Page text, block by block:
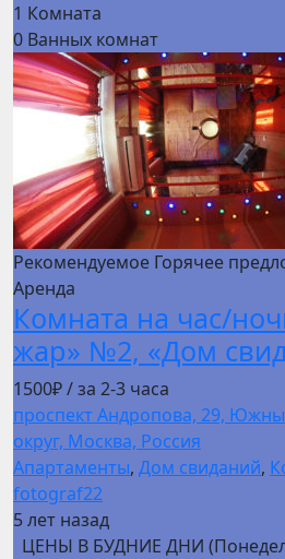
1 Комната
0 Ванных комнат
Рекомендуемое Горячее
Аренда
Комната на час/
жар» №2, «Дом
1500₽/ за 2-3 часа
проспект Андропова, 29,
округ, Москва, Россия
Апартаменты, Дом свиданий,
fotograf22
5 лет назад
ЦЕНЫ В БУДНИЕ ДНИ